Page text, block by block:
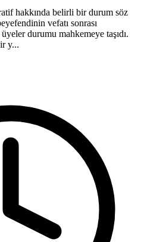
hakkında belirli bir durum söz
vefatı sonrası
durumu mahkemeye taşıdı.
y...